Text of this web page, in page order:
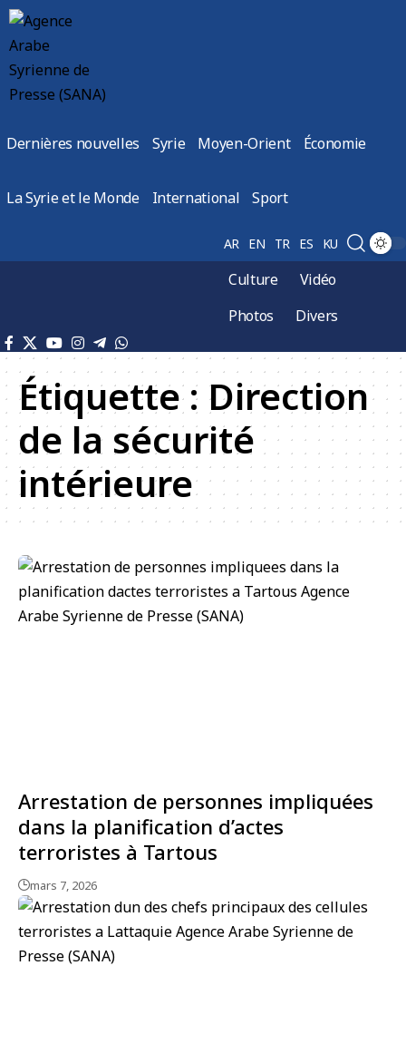
Dernières nouvelles Syrie Moyen-Orient Économie
La Syrie et le Monde International Sport
AR EN TR ES KU
Culture
Vidéo
Photos
Divers
Étiquette : Direction
de la sécurité
intérieure
Arrestation de personnes impliquées
dans la planification d’actes
terroristes à Tartous
mars 7, 2026